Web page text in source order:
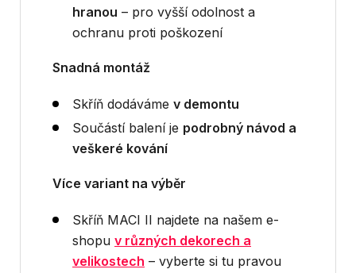
hranou – pro vyšší odolnost a
ochranu proti poškození
Snadná montáž
Skříň dodáváme v demontu
Součástí balení je podrobný návod a
veškeré kování
Více variant na výběr
Skříň MACI II najdete na našem e-
shopu v různých dekorech a
velikostech – vyberte si tu pravou